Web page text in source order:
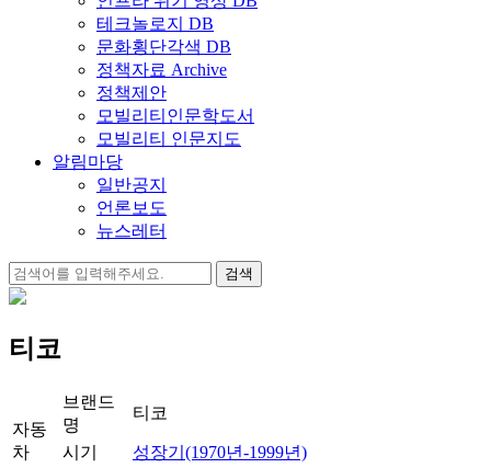
테크놀로지 DB
문화횡단각색 DB
정책자료 Archive
정책제안
모빌리티인문학도서
모빌리티 인문지도
알림마당
일반공지
언론보도
뉴스레터
검
색:
티코
자동
차
브랜드
명
티코
시기
성장기(1970년-1999년)